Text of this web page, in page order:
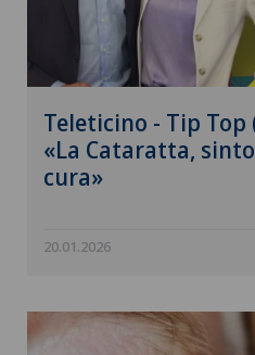
Teleticino - Tip
«La Cataratta,
cura»
20.01.2026